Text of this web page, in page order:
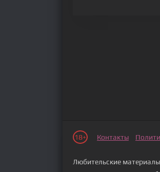
18+ Контакты
Любительские